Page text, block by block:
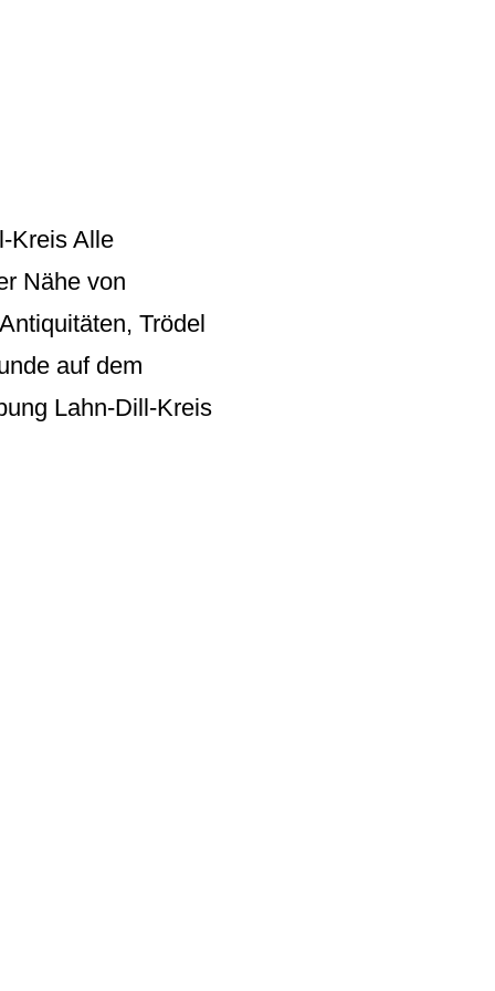
Kreis Alle
Nähe von
Trödel
auf dem
Lahn-Dill-Kreis